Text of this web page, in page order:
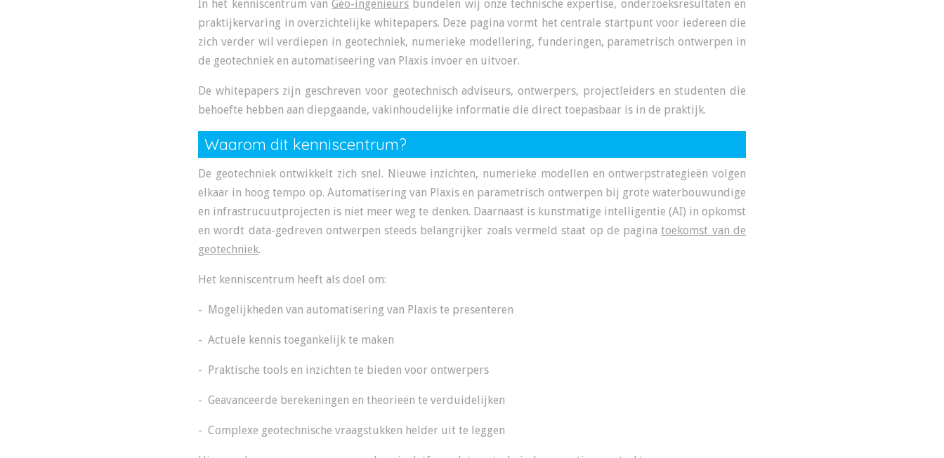
In het kenniscentrum vanGeo-ingenieurs bundelen wij onze technische expertise, onderzoeksresultaten en
praktijkervaring in overzichtelijke whitepapers. Deze pagina vormt het centrale startpunt voor iedereen die
zich verder wil verdiepen in geotechniek, numerieke modellering, funderingen, parametrisch ontwerpen in
de geotechniek en automatiseering van Plaxis invoer en uitvoer.
De whitepapers zijn geschreven voor geotechnisch adviseurs, ontwerpers, projectleiders en studenten die
behoefte hebben aan diepgaande, vakinhoudelijke informatie die direct toepasbaar is in de praktijk.
Waarom dit kenniscentrum?
De geotechniek ontwikkelt zich snel. Nieuwe inzichten, numerieke modellen en ontwerpstrategieën volgen
elkaar in hoog tempo op. Automatisering van Plaxis en parametrisch ontwerpen bij grote waterbouwundige
en infrastrucuutprojecten is niet meer weg te denken. Daarnaast is kunstmatige intelligentie (AI) in opkomst
en wordt data-gedreven ontwerpen steeds belangrijker zoals vermeld staat op de paginatoekomst van de
geotechniek.
Het kenniscentrum heeft als doel om:
- Mogelijkheden van automatisering van Plaxis te presenteren
- Actuele kennis toegankelijk te maken
- Praktische tools en inzichten te bieden voor ontwerpers
- Geavanceerde berekeningen en theorieën te verduidelijken
- Complexe geotechnische vraagstukken helder uit te leggen